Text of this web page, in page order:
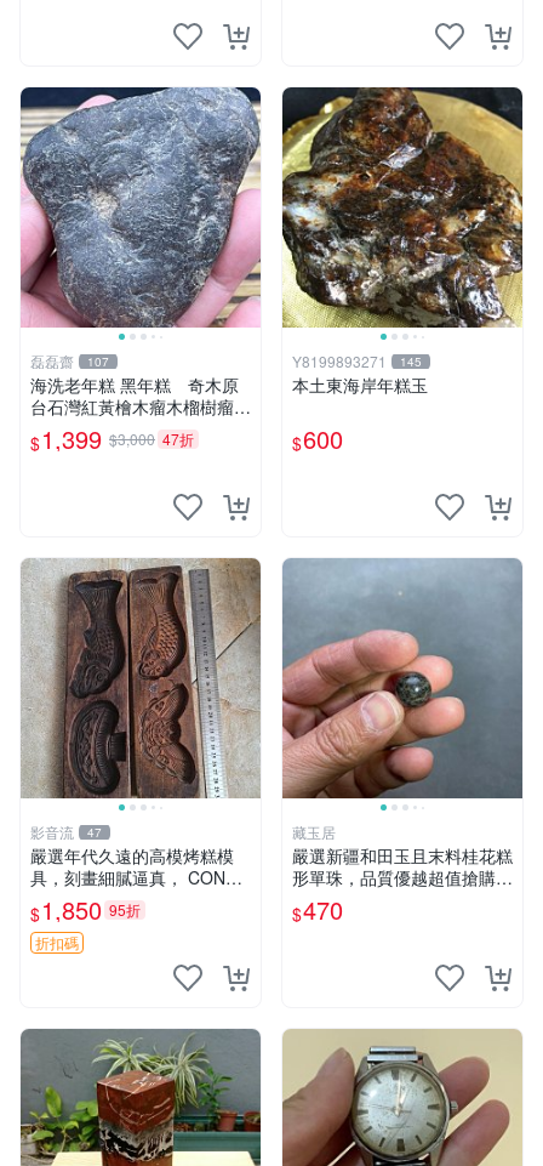
磊磊齋 107
海洗老年糕 黑年糕 奇木原
台石灣紅黃檜木瘤木榴樹瘤樹
榴木雕滿釘閃花瘤沉水釘仔花
一級木肖楠土豆瘤鳳尾瘤倒吊
烏木陰沉香梢楠精油黃金磚福
$1,399 $3,000 47折
Y8199893271 145
本土東海岸年糕玉
$600
影音流 47
嚴選年代久遠的高模烤糕模
具，刻畫細膩逼真， CONDI
TION 良好，建議購買前詳查
照片。老高模 烤糕模具 刻花
模具
$1,850 95折
折扣碼
藏玉居
嚴選新疆和田玉且末料桂花糕
形單珠，品質優越超值搶購
中！32元享原價二倍美寶
珠。桂花糕形、單珠、和田玉
$470